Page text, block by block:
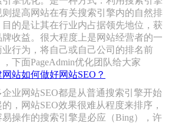
则提高网站在有关搜索引擎内的自然排
目的是让其在行业内占据领先地位，获
牌收益。很大程度上是网站经营者的一
业行为，将自己或自己公司的排名前
下面PageAdmin优化团队给大家
网站如何做好网站SEO？
企业网站SEO都是从普通搜索引擎开始
，网站SEO效果很难从程度来排序，
易操作的搜索引擎是必应（Bing），许